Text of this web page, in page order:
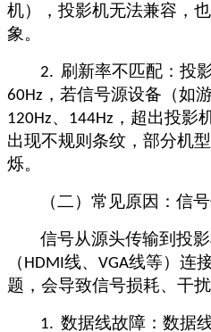
机），投影机无法兼容，
象。
2. 刷新率不匹配：投
60Hz ，若信号源设备（如
120Hz、 144Hz ，超出投影
出现不规则条纹，部分机
烁。
（二）常见原因：信
信号从源头传输到投
（ HDMI线、 VGA线等）连
题，会导致信号损耗、干
1. 数据线故障：数据